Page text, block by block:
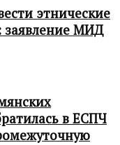
этнические
заявление МИД
в ЕСПЧ